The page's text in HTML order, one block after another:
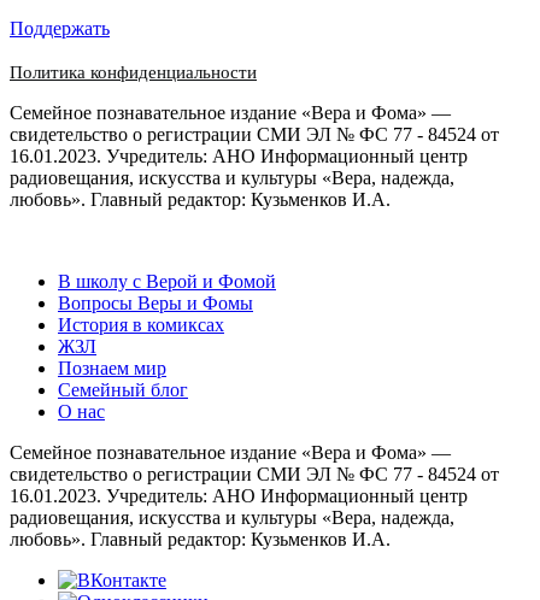
Поддержать
Политика конфиденциальности
Семейное познавательное издание «Вера и Фома» —
свидетельство о регистрации СМИ ЭЛ № ФС 77 - 84524 от
16.01.2023. Учредитель: АНО Информационный центр
радиовещания, искусства и культуры «Вера, надежда,
любовь». Главный редактор: Кузьменков И.А.
В школу с Верой и Фомой
Вопросы Веры и Фомы
История в комиксах
ЖЗЛ
Познаем мир
Семейный блог
О нас
Семейное познавательное издание «Вера и Фома» —
свидетельство о регистрации СМИ ЭЛ № ФС 77 - 84524 от
16.01.2023. Учредитель: АНО Информационный центр
радиовещания, искусства и культуры «Вера, надежда,
любовь». Главный редактор: Кузьменков И.А.